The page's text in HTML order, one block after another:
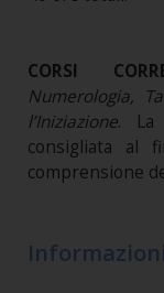
CORSI
Numerologia,
l’Iniziazione. La
consigliata al
comprensione